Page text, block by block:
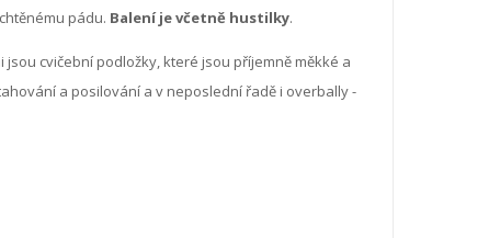
pádu. Balení je včetně hustilky.
cvičební podložky, které jsou příjemně měkké a
a posilování a v neposlední řadě i overbally -